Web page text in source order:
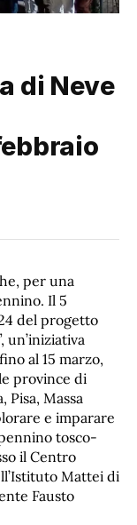
di Neve
per una
Il 5
del progetto
un’iniziativa
al 15 marzo,
province di
Pisa, Massa
e imparare
tosco-
il Centro
Mattei di
Fausto